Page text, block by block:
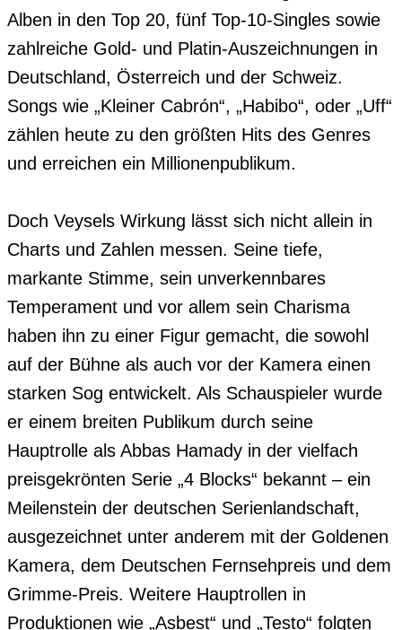
Alben in den Top 20, fünf Top-10-Singles sowie
zahlreiche Gold- und Platin-Auszeichnungen in
Deutschland, Österreich und der Schweiz.
Songs wie „Kleiner Cabrón“, „Habibo“, oder „Uff“
zählen heute zu den größten Hits des Genres
und erreichen ein Millionenpublikum.
Doch Veysels Wirkung lässt sich nicht allein in
Charts und Zahlen messen. Seine tiefe,
markante Stimme, sein unverkennbares
Temperament und vor allem sein Charisma
haben ihn zu einer Figur gemacht, die sowohl
auf der Bühne als auch vor der Kamera einen
starken Sog entwickelt. Als Schauspieler wurde
er einem breiten Publikum durch seine
Hauptrolle als Abbas Hamady in der vielfach
preisgekrönten Serie „4 Blocks“ bekannt – ein
Meilenstein der deutschen Serienlandschaft,
ausgezeichnet unter anderem mit der Goldenen
Kamera, dem Deutschen Fernsehpreis und dem
Grimme-Preis. Weitere Hauptrollen in
Produktionen wie „Asbest“ und „Testo“ folgten